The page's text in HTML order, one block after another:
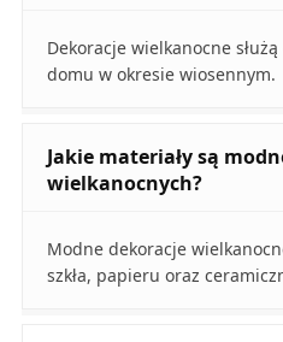
Dekoracje wielkanocne
domu w okresie wiosennym.
Jakie materiały są
wielkanocnych?
Modne dekoracje
szkła, papieru oraz